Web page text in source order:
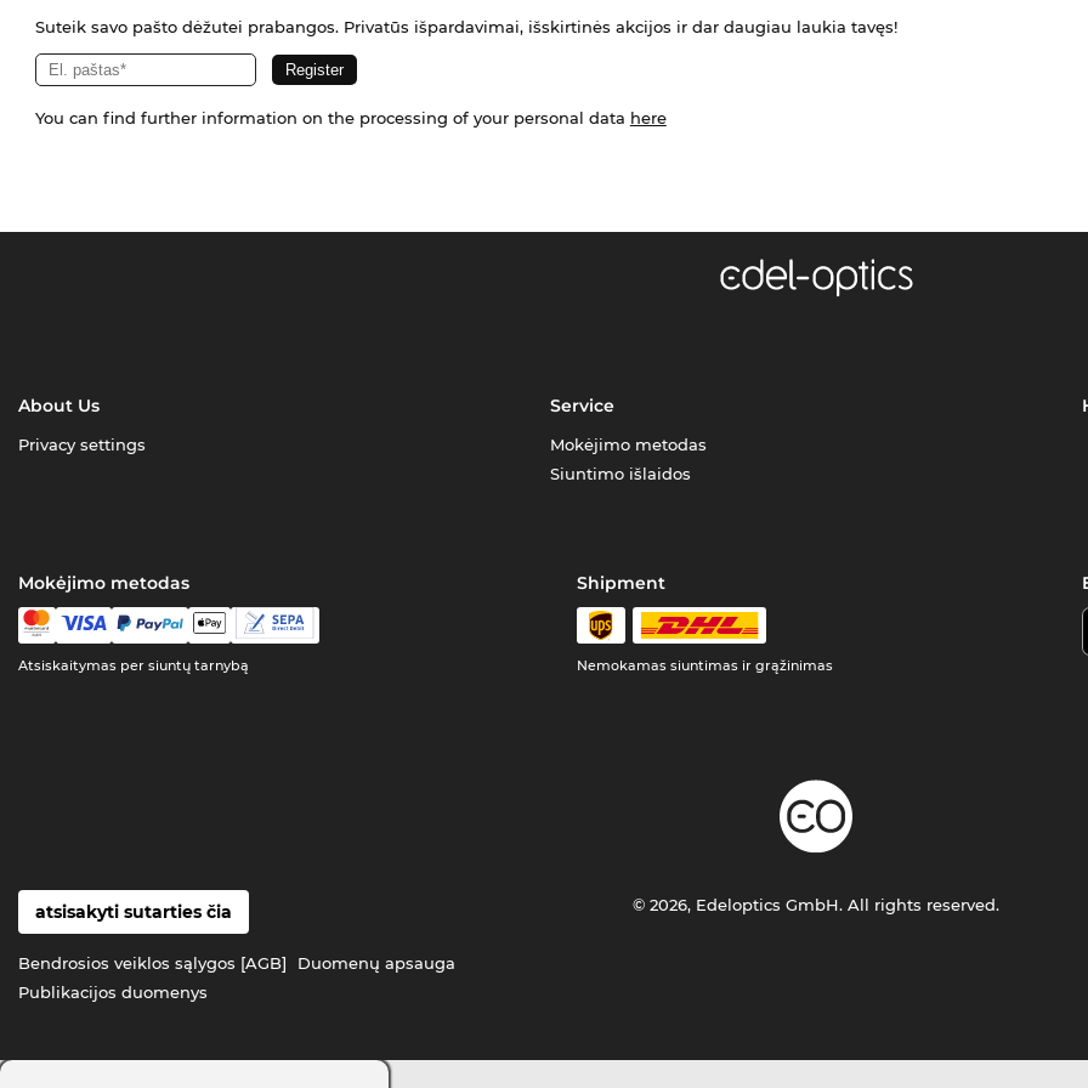
Suteik savo pašto dėžutei prabangos. Privatūs išpardavimai, išskirtinės akcijos ir dar daugiau laukia tavęs!
You can find further information on the processing of your personal data here
About Us
Privacy settings
Service
Mokėjimo metodas
Siuntimo išlaidos
Mokėjimo metodas
Atsiskaitymas per siuntų tarnybą
Shipment
Nemokamas siuntimas ir grąžinimas
atsisakyti sutarties čia
Bendrosios veiklos sąlygos [AGB]
Duomenų apsauga
Publikacijos duomenys
© 2026, Edeloptics GmbH. All rights reserved.